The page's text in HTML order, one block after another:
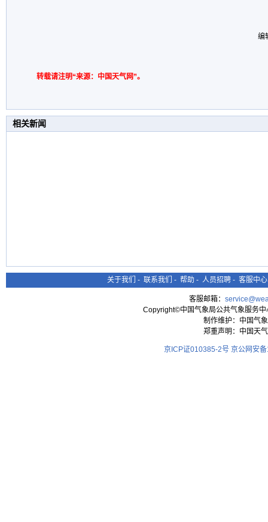
编
转载请注明“来源：中国天气网”。
相关新闻
关于我们 - 联系我们 - 帮助 - 人员招聘 - 客服中心
客服邮箱：
Copyright©中国气象局公共气象服务
制作维护：中国气
郑重声明：中国天
京ICP证010385-2号 京公网安